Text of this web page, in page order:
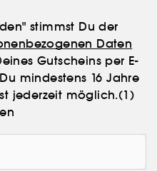
stimmst Du der
Daten
Gutscheins per E-
mindestens 16 Jahre
jederzeit möglich.(1)